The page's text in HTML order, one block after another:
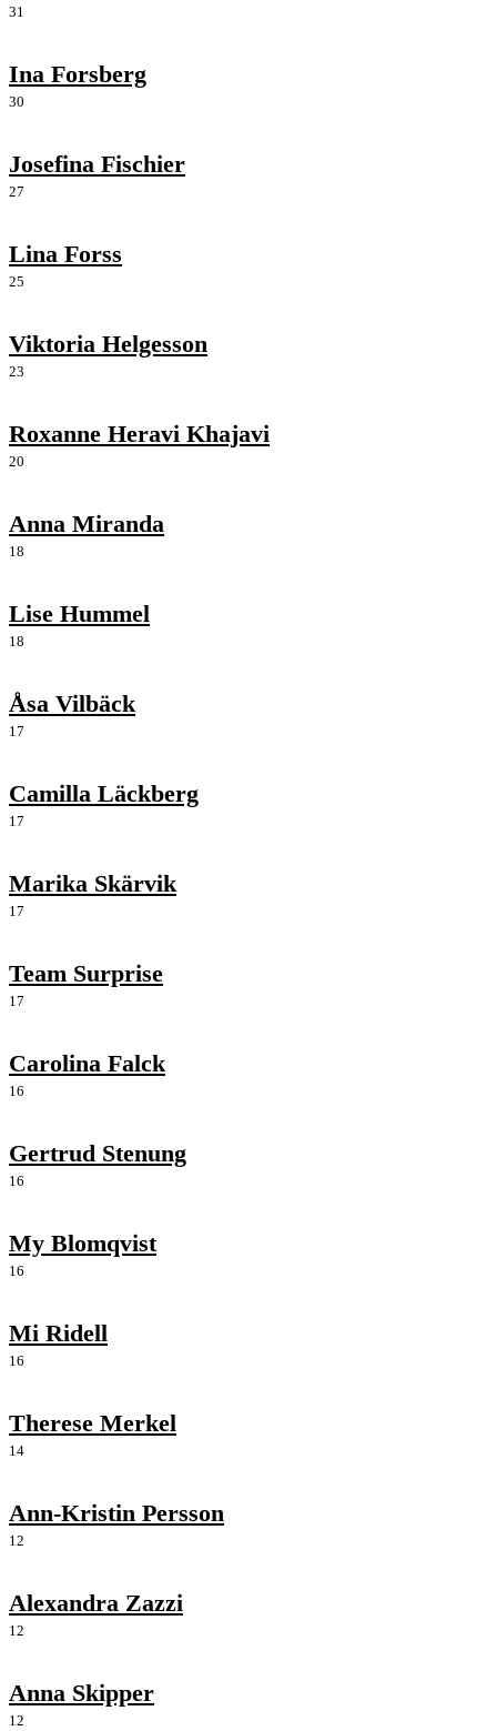
31
Ina Forsberg
30
Josefina Fischier
27
Lina Forss
25
Viktoria Helgesson
23
Roxanne Heravi Khajavi
20
Anna Miranda
18
Lise Hummel
18
Åsa Vilbäck
17
Camilla Läckberg
17
Marika Skärvik
17
Team Surprise
17
Carolina Falck
16
Gertrud Stenung
16
My Blomqvist
16
Mi Ridell
16
Therese Merkel
14
Ann-Kristin Persson
12
Alexandra Zazzi
12
Anna Skipper
12